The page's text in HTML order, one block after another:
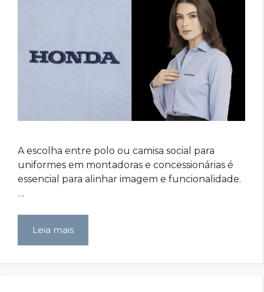
A escolha entre polo ou camisa social para
uniformes em montadoras e concessionárias é
essencial para alinhar imagem e funcionalidade.
…
Leia mais